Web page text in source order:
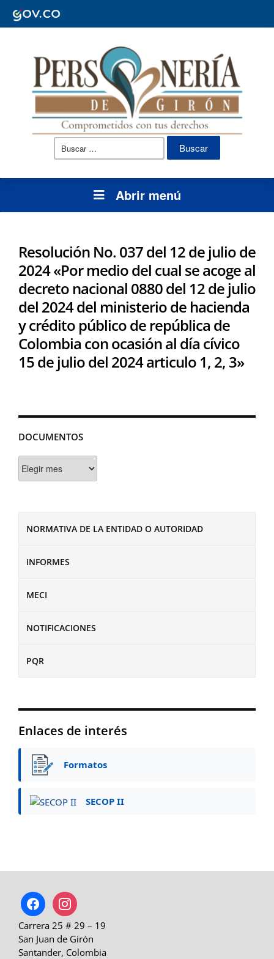
Buscar:
Abrir menú
DOCUMENTOS
NORMATIVA DE LA ENTIDAD O AUTORIDAD
INFORMES
MECI
NOTIFICACIONES
PQR
Enlaces de interés
Formatos
SECOP II
Resolución No. 037 del 12 de julio de
2024 «Por medio del cual se acoge al
decreto nacional 0880 del 12 de julio
del 2024 del ministerio de hacienda
y crédito público de república de
Colombia con ocasión al día cívico
15 de julio del 2024 articulo 1, 2, 3»
facebookinstagram
Carrera 25 # 29 – 19
San Juan de Girón
Santander, Colombia